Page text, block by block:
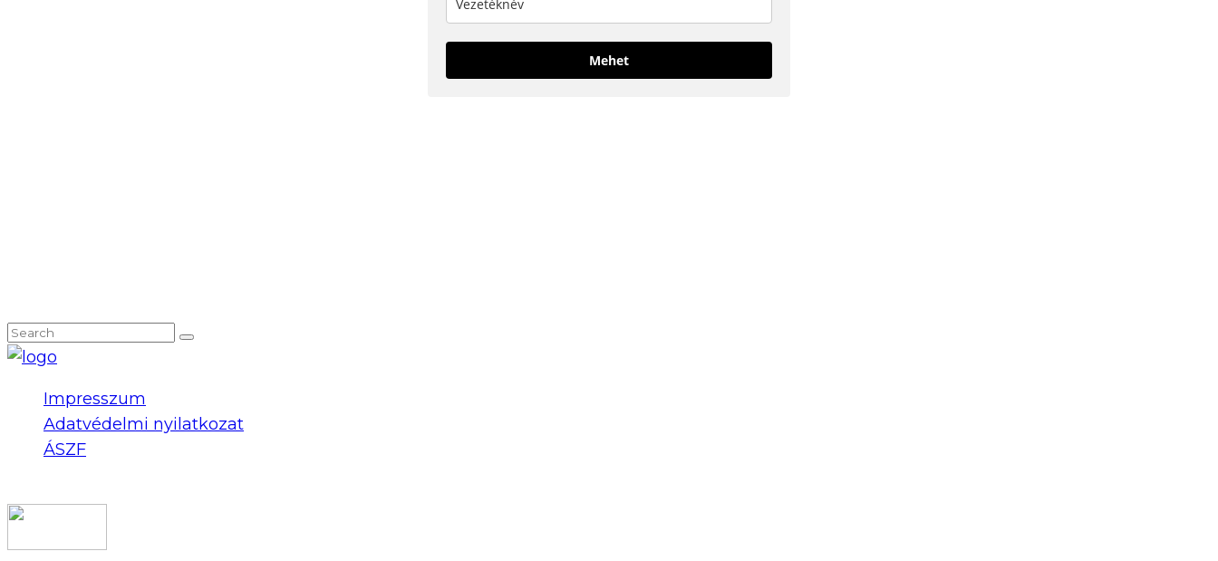
Mehet
Impresszum
Adatvédelmi nyilatkozat
ÁSZF